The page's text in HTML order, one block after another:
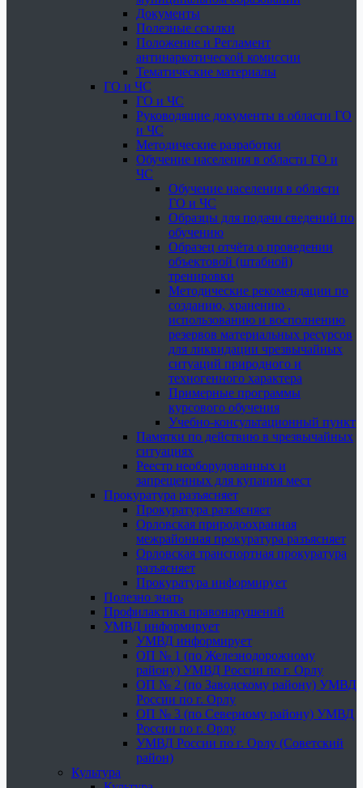
Документы
Полезные ссылки
Положение и Регламент
антинаркотической комиссии
Тематические материалы
ГО и ЧС
ГО и ЧС
Руководящие документы в области ГО
и ЧС
Методические разработки
Обучение населения в области ГО и
ЧС
Обучение населения в области
ГО и ЧС
Образцы для подачи сведений по
обучению
Образец отчёта о проведении
объектовой (штабной)
тренировки
Методические рекомендации по
созданию, хранению ,
использованию и восполнению
резервов материальных ресурсов
для ликвидации чрезвычайных
ситуаций природного и
техногенного характера
Примерные программы
курсового обучения
Учебно-консультационный пункт
Памятки по действию в чрезвычайных
ситуациях
Реестр необорудованных и
запрещенных для купания мест
Прокуратура разъясняет
Прокуратура разъясняет
Орловская природоохранная
межрайонная прокуратура разъясняет
Орловская транспортная прокуратура
разъясняет
Прокуратура информирует
Полезно знать
Профилактика правонарушений
УМВД информирует
УМВД информирует
ОП № 1 (по Железнодорожному
району) УМВД России по г. Орлу
ОП № 2 (по Заводскому району) УМВД
России по г. Орлу
ОП № 3 (по Северному району) УМВД
России по г. Орлу
УМВД России по г. Орлу (Советский
район)
Культура